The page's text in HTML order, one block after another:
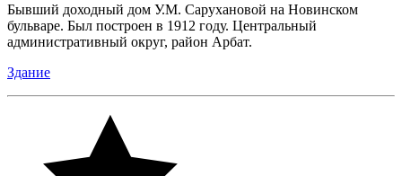
Бывший доходный дом У.М. Сарухановой на Новинском
бульваре. Был построен в 1912 году. Центральный
административный округ, район Арбат.
Здание